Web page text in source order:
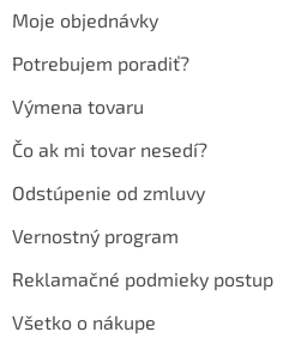
Moje objednávky
Potrebujem poradiť?
Výmena tovaru
Čo ak mi tovar nesedí?
Odstúpenie od zmluvy
Vernostný program
Reklamačné podmieky postup
Všetko o nákupe